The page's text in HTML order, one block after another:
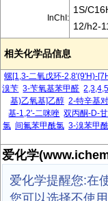
InChI:
1S/
12/h2-
相关化学品信息
螺[1,3-二氧戊环-2,8'(9'H)-
溴苄 3-苄氧基苯甲醛
基)乙氧基]乙醇 2-特辛基
基-1,2'-二咪唑 双丙酮-D-
氯 间氟苯甲酰氯 3-溴苯甲
爱化学
爱化学提醒您:在
您可以选择不使